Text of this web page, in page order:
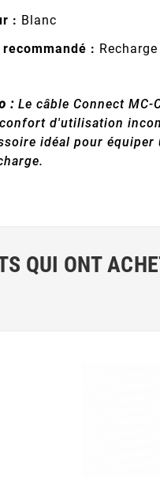
: Blanc
recommandé :
: Le câble Connect
d'utilisation
idéal pour
QUI ONT